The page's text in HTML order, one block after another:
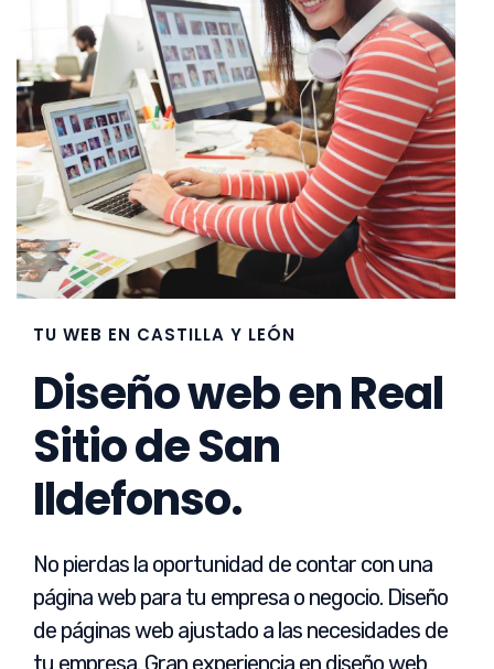
TU WEB EN CASTILLA Y LEÓN
Diseño web en Real
Sitio de San
Ildefonso.
No pierdas la oportunidad de contar con una
página web para tu empresa o negocio. Diseño
de páginas web ajustado a las necesidades de
tu empresa. Gran experiencia en diseño web